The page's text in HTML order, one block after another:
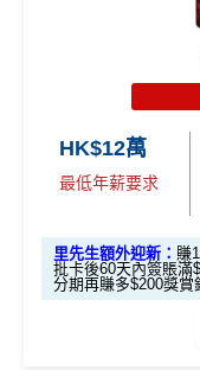
2. 指定類別簽
合資格客戶於發
每個類別可享
指定類別包括：
「八達通
交租金
於商戶設
推廣期：2026年
經里先生申請恒
全新信用
送額外
現有信用
額外500
HK$12萬
最低年薪要求
里先生額外迎新： 賺
批卡後60天內簽賬滿
分期再賺多$200獎賞